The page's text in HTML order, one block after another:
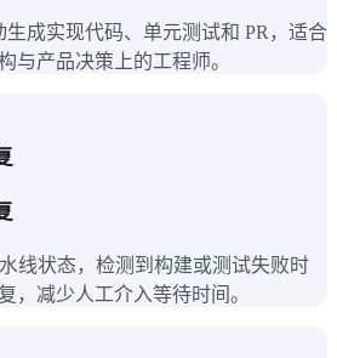
生成实现代码、单元测试和 PR，适合
与产品决策上的工程师。
线状态，检测到构建或测试失败时
，减少人工介入等待时间。